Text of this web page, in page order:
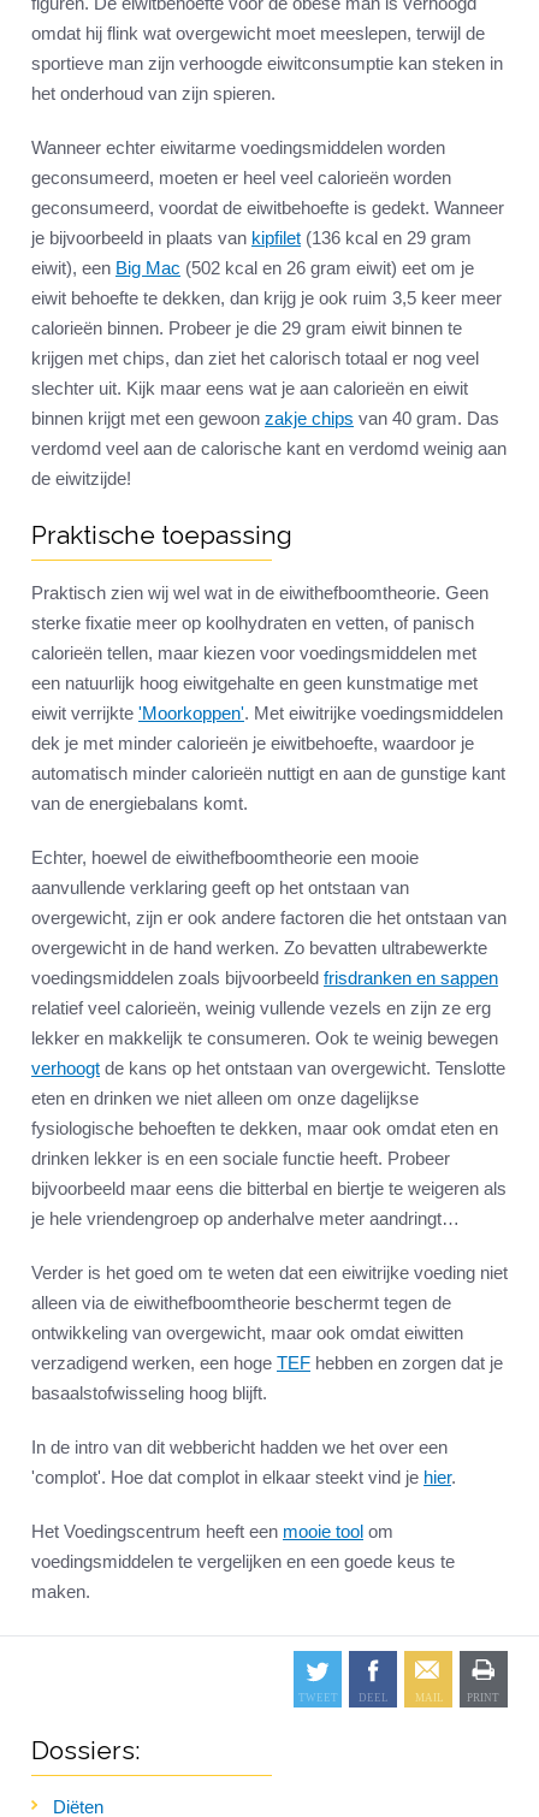
omdat hij flink wat overgewicht moet meeslepen, terwijl de
sportieve man zijn verhoogde eiwitconsumptie kan steken in
het onderhoud van zijn spieren.
Wanneer echter eiwitarme voedingsmiddelen worden
geconsumeerd, moeten er heel veel calorieën worden
geconsumeerd, voordat de eiwitbehoefte is gedekt. Wanneer
je bijvoorbeeld in plaats van kipfilet (136 kcal en 29 gram
eiwit), een Big Mac (502 kcal en 26 gram eiwit) eet om je
eiwit behoefte te dekken, dan krijg je ook ruim 3,5 keer meer
calorieën binnen. Probeer je die 29 gram eiwit binnen te
krijgen met chips, dan ziet het calorisch totaal er nog veel
slechter uit. Kijk maar eens wat je aan calorieën en eiwit
binnen krijgt met een gewoon zakje chips van 40 gram. Das
verdomd veel aan de calorische kant en verdomd weinig aan
de eiwitzijde!
Praktische toepassing
Praktisch zien wij wel wat in de eiwithefboomtheorie. Geen
sterke fixatie meer op koolhydraten en vetten, of panisch
calorieën tellen, maar kiezen voor voedingsmiddelen met
een natuurlijk hoog eiwitgehalte en geen kunstmatige met
eiwit verrijkte 'Moorkoppen'. Met eiwitrijke voedingsmiddelen
dek je met minder calorieën je eiwitbehoefte, waardoor je
automatisch minder calorieën nuttigt en aan de gunstige kant
van de energiebalans komt.
Echter, hoewel de eiwithefboomtheorie een mooie
aanvullende verklaring geeft op het ontstaan van
overgewicht, zijn er ook andere factoren die het ontstaan van
overgewicht in de hand werken. Zo bevatten ultrabewerkte
voedingsmiddelen zoals bijvoorbeeld frisdranken en sappen
relatief veel calorieën, weinig vullende vezels en zijn ze erg
lekker en makkelijk te consumeren. Ook te weinig bewegen
verhoogt de kans op het ontstaan van overgewicht. Tenslotte
eten en drinken we niet alleen om onze dagelijkse
fysiologische behoeften te dekken, maar ook omdat eten en
drinken lekker is en een sociale functie heeft. Probeer
bijvoorbeeld maar eens die bitterbal en biertje te weigeren als
je hele vriendengroep op anderhalve meter aandringt…
Verder is het goed om te weten dat een eiwitrijke voeding niet
alleen via de eiwithefboomtheorie beschermt tegen de
ontwikkeling van overgewicht, maar ook omdat eiwitten
verzadigend werken, een hoge TEF hebben en zorgen dat je
basaalstofwisseling hoog blijft.
In de intro van dit webbericht hadden we het over een
'complot'. Hoe dat complot in elkaar steekt vind je hier.
Het Voedingscentrum heeft een mooie tool om
voedingsmiddelen te vergelijken en een goede keus te
maken.
Dossiers:
Diëten